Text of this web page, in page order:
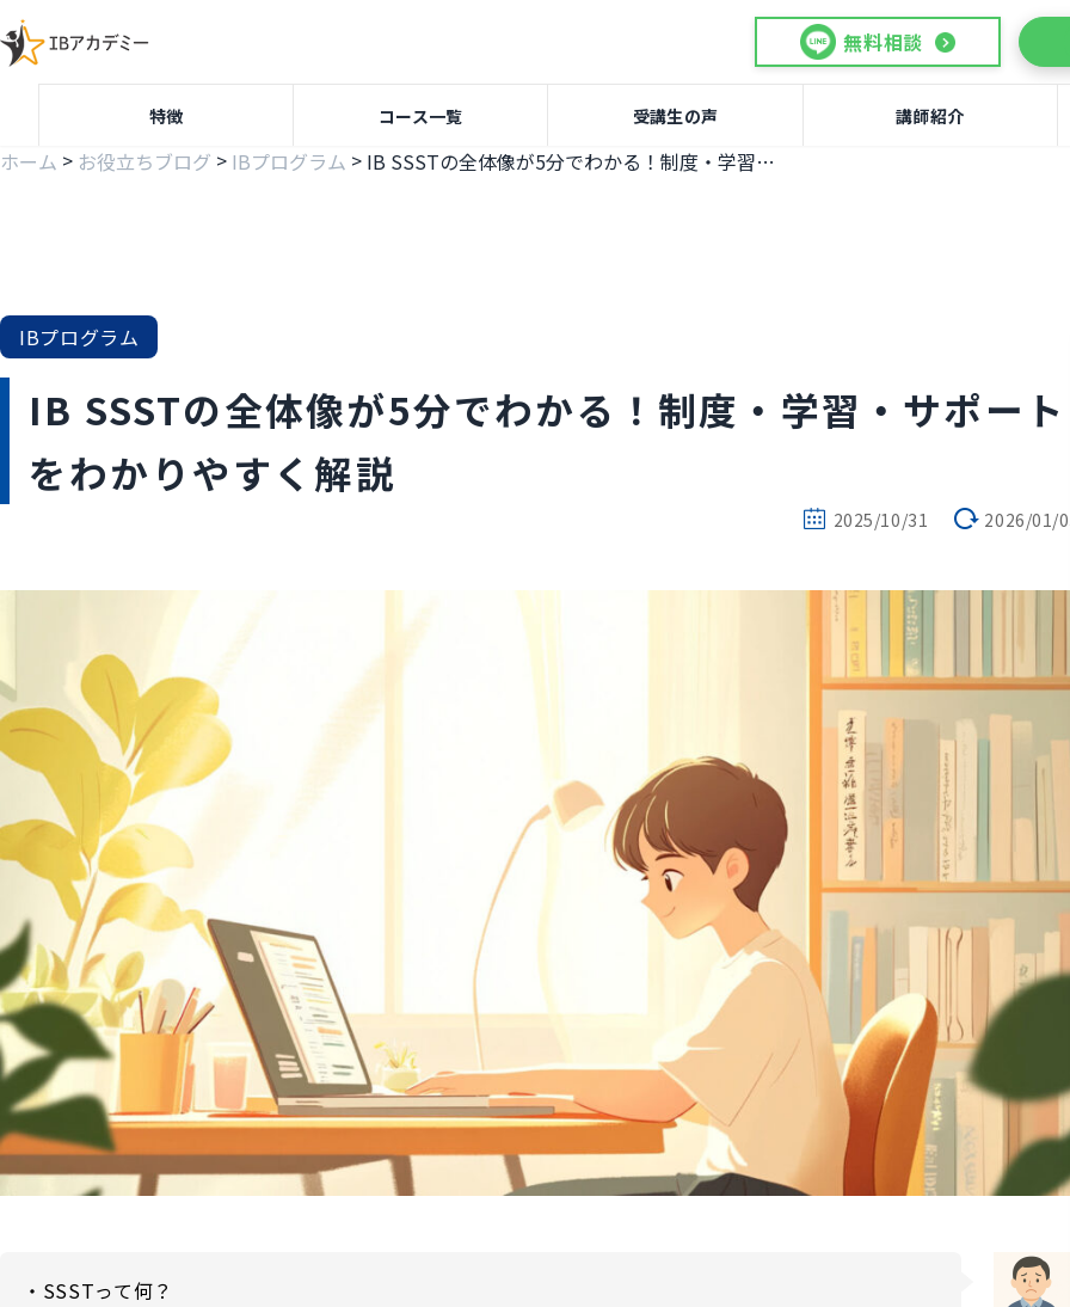
無料相談
特徴 コース一覧 受講生の声 講師紹介
ホーム > お役立ちブログ > IBプログラム > IB SSSTの全体像が5分でわかる！制度・学習・サポートをわかりやすく解説
IBプログラム
IB SSSTの全体像が5分でわかる！制度・学習・サポート
をわかりやすく解説
2025/10/31 2026/01/
・SSSTって何？